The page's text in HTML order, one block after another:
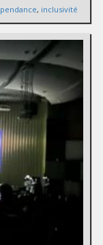
, inclusivité